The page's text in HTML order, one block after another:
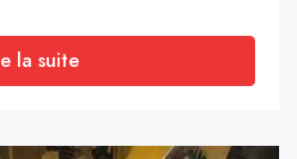
la suite